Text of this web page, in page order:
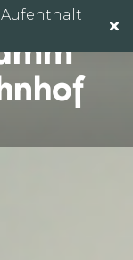
Aufenthalt